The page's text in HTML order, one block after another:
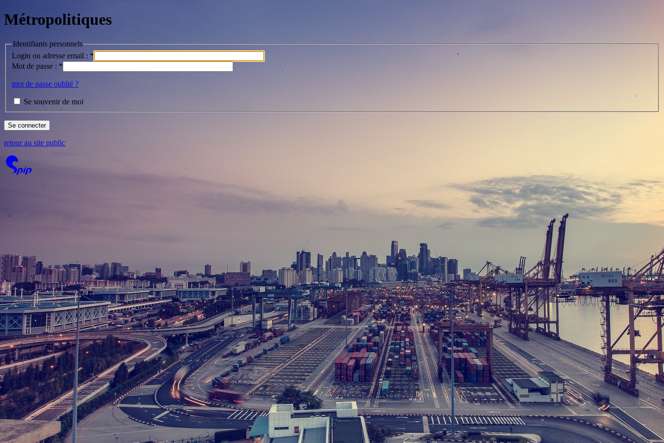
Métropolitiques
Identifiants personnels
Login ou adresse email : *
Mot de passe : *
mot de passe oublié ?
Se souvenir de moi
retour au site public